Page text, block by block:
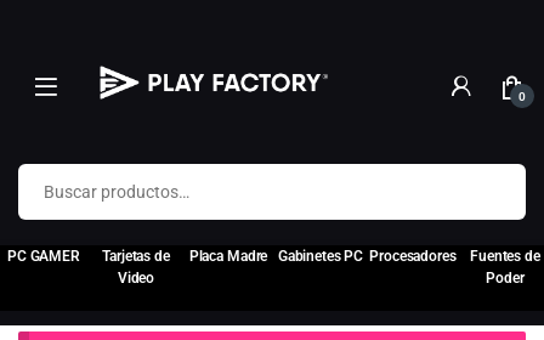
0
Buscar por:
PC GAMER
Tarjetas de
Video
Placa Madre Gabinetes PC Procesadores
Fuentes de
Poder